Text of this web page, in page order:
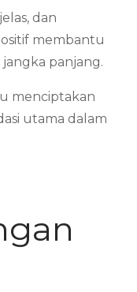
dan
membantu
panjang.
menciptakan
utama dalam